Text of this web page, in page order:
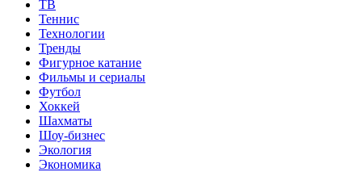
ТВ
Теннис
Технологии
Тренды
Фигурное катание
Фильмы и сериалы
Футбол
Хоккей
Шахматы
Шоу-бизнес
Экология
Экономика